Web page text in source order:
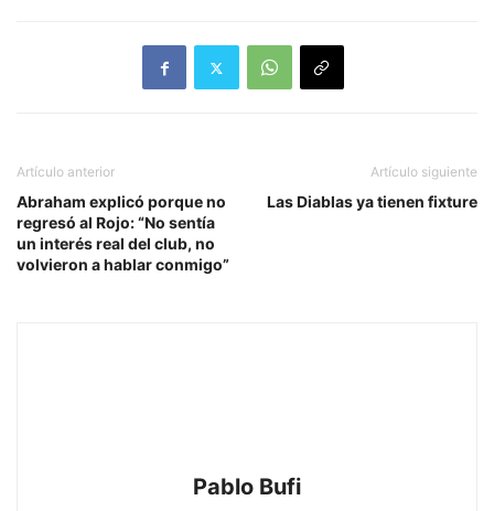
Artículo anterior
Abraham explicó porque no
regresó al Rojo: “No sentía
un interés real del club, no
volvieron a hablar conmigo”
Artículo siguiente
Las Diablas ya tienen fixture
Pablo Bufi